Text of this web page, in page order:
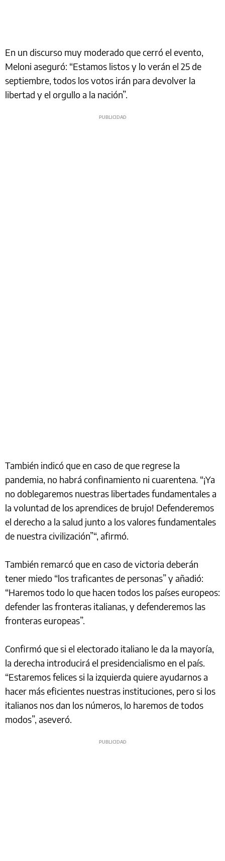
En un discurso muy moderado que cerró el evento,
Meloni aseguró: “Estamos listos y lo verán el 25 de
septiembre, todos los votos irán para devolver la
libertad y el orgullo a la nación”.
También indicó que en caso de que regrese la
pandemia, no habrá confinamiento ni cuarentena. “¡Ya
no doblegaremos nuestras libertades fundamentales a
la voluntad de los aprendices de brujo! Defenderemos
el derecho a la salud junto a los valores fundamentales
de nuestra civilización”“, afirmó.
También remarcó que en caso de victoria deberán
tener miedo “los traficantes de personas” y añadió:
“Haremos todo lo que hacen todos los países europeos:
defender las fronteras italianas, y defenderemos las
fronteras europeas”.
Confirmó que si el electorado italiano le da la mayoría,
la derecha introducirá el presidencialismo en el país.
“Estaremos felices si la izquierda quiere ayudarnos a
hacer más eficientes nuestras instituciones, pero si los
italianos nos dan los números, lo haremos de todos
modos”, aseveró.